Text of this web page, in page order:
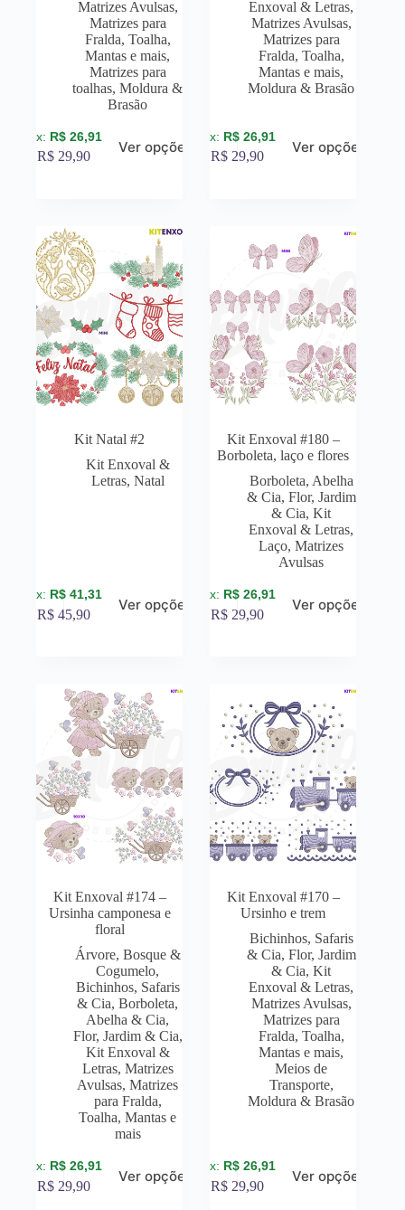
Matrizes Avulsas,
Matrizes para
Fralda, Toalha,
Mantas e mais,
Matrizes para
toalhas,Moldura &
Brasão
R$ 26,91
R$ 29,90
Ver opções
Enxoval & Letras,
Matrizes Avulsas,
Matrizes para
Fralda, Toalha,
Mantas e mais,
Moldura & Brasão
R$ 26,91
R$ 29,90
Ver opções
Kit Natal #2
Kit Enxoval &
Letras, Natal
R$ 41,31
R$ 45,90
Ver opções
Kit Enxoval #180 –
Borboleta, laço e flores
Borboleta, Abelha
& Cia, Flor, Jardim
& Cia,Kit
Enxoval & Letras,
Laço,Matrizes
Avulsas
R$ 26,91
R$ 29,90
Ver opções
Kit Enxoval #174 –
Ursinha camponesa e
floral
Árvore, Bosque &
Cogumelo,
Bichinhos, Safaris
& Cia,Borboleta,
Abelha & Cia,
Flor, Jardim & Cia,
Kit Enxoval &
Letras, Matrizes
Avulsas,Matrizes
para Fralda,
Toalha, Mantas e
mais
R$ 26,91
R$ 29,90
Ver opções
Kit Enxoval #170 –
Ursinho e trem
Bichinhos, Safaris
& Cia, Flor, Jardim
& Cia,Kit
Enxoval & Letras,
Matrizes Avulsas,
Matrizes para
Fralda, Toalha,
Mantas e mais,
Meios de
Transporte,
Moldura & Brasão
R$ 26,91
R$ 29,90
Ver opções